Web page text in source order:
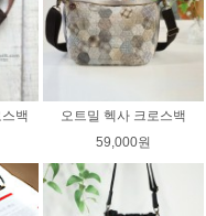
백
오트밀 헥사 크로스백
59,000원